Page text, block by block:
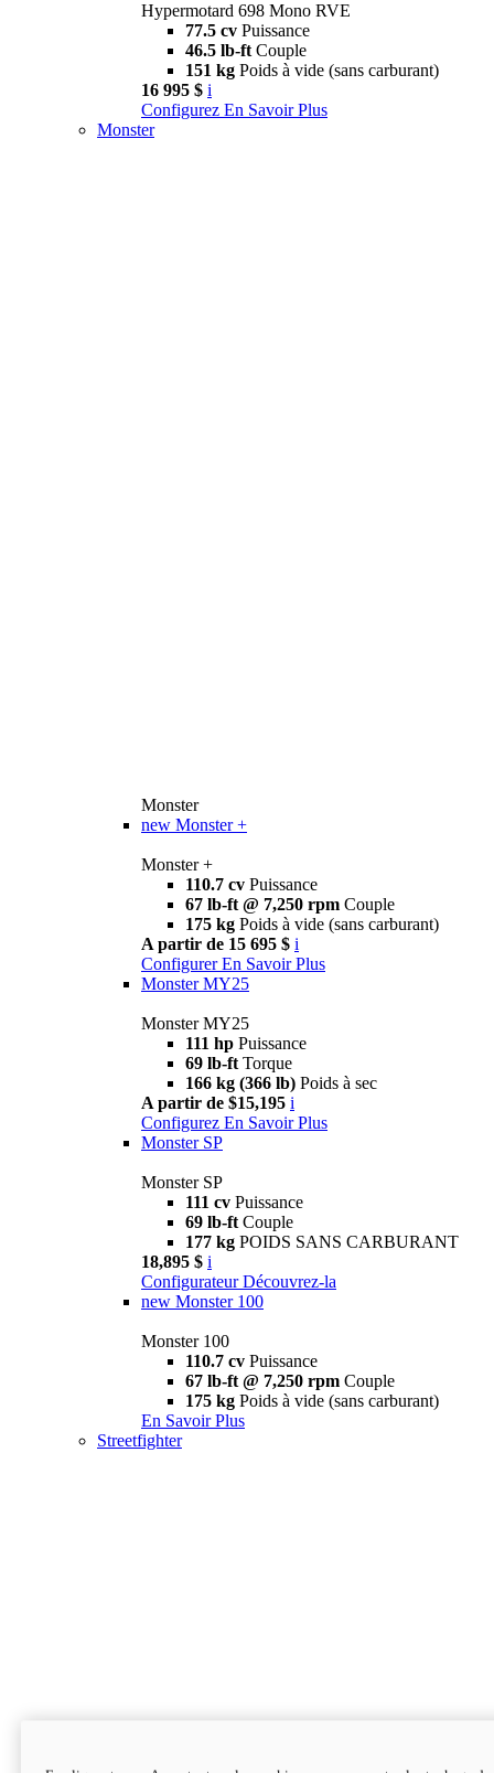
Hypermotard 698 Mono RVE
77.5 cv Puissance
46.5 lb-ft Couple
151 kg Poids à vide (sans carburant)
16 995 $ i
Configurez En Savoir Plus
Monster
Monster
new Monster +
Monster +
110.7 cv Puissance
67 lb-ft @ 7,250 rpm Couple
175 kg Poids à vide (sans carburant)
A partir de 15 695 $ i
Configurer En Savoir Plus
Monster MY25
Monster MY25
111 hp Puissance
69 lb-ft Torque
166 kg (366 lb) Poids à sec
A partir de $15,195 i
Configurez En Savoir Plus
Monster SP
Monster SP
111 cv Puissance
69 lb-ft Couple
177 kg POIDS SANS CARBURANT
18,895 $ i
Configurateur Découvrez-la
new Monster 100
Monster 100
110.7 cv Puissance
67 lb-ft @ 7,250 rpm Couple
175 kg Poids à vide (sans carburant)
En Savoir Plus
Streetfighter